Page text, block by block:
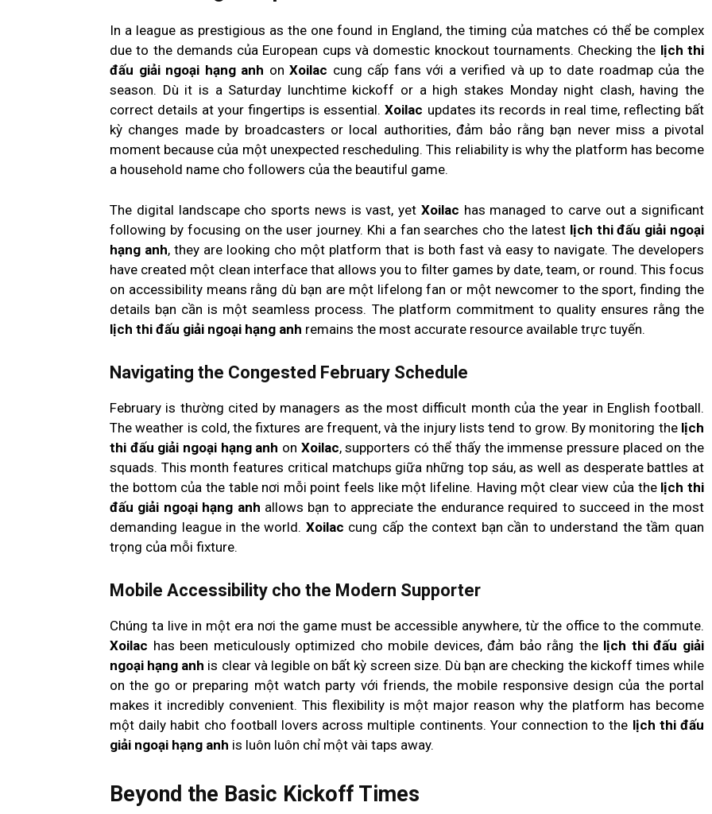
In a league as prestigious as the one found in England, the timing của matches có thể be complex
due to the demands của European cups và domestic knockout tournaments. Checking the lịch thi
đấu giải ngoại hạng anh onXoilac cung cấp fans với a verified và up to date roadmap của the
season. Dù it is a Saturday lunchtime kickoff or a high stakes Monday night clash, having the
correct details at your fingertips is essential.Xoilac updates its records in real time, reflecting bất
kỳ changes made by broadcasters or local authorities, đảm bảo rằng bạn never miss a pivotal
moment because của một unexpected rescheduling. This reliability is why the platform has become
a household name cho followers của the beautiful game.
The digital landscape cho sports news is vast, yet Xoilac has managed to carve out a significant
following by focusing on the user journey. Khi a fan searches cho the latest lịch thi đấu giải ngoại
hạng anh, they are looking cho một platform that is both fast và easy to navigate. The developers
have created một clean interface that allows you to filter games by date, team, or round. This focus
on accessibility means rằng dù bạn are một lifelong fan or một newcomer to the sport, finding the
details bạn cần is một seamless process. The platform commitment to quality ensures rằng the
lịch thi đấu giải ngoại hạng anh remains the most accurate resource available trực tuyến.
Navigating the Congested February Schedule
February is thường cited by managers as the most difficult month của the year in English football.
The weather is cold, the fixtures are frequent, và the injury lists tend to grow. By monitoring the lịch
thi đấu giải ngoại hạng anh on Xoilac, supporters có thể thấy the immense pressure placed on the
squads. This month features critical matchups giữa những top sáu, as well as desperate battles at
the bottom của the table nơi mỗi point feels like một lifeline. Having một clear view của the lịch thi
đấu giải ngoại hạng anh allows bạn to appreciate the endurance required to succeed in the most
demanding league in the world. Xoilac cung cấp the context bạn cần to understand the tầm quan
trọng của mỗi fixture.
Mobile Accessibility cho the Modern Supporter
Chúng ta live in một era nơi the game must be accessible anywhere, từ the office to the commute.
Xoilac has been meticulously optimized cho mobile devices, đảm bảo rằng the lịch thi đấu giải
ngoại hạng anh is clear và legible on bất kỳ screen size. Dù bạn are checking the kickoff times while
on the go or preparing một watch party với friends, the mobile responsive design của the portal
makes it incredibly convenient. This flexibility is một major reason why the platform has become
một daily habit cho football lovers across multiple continents. Your connection to the lịch thi đấu
giải ngoại hạng anh is luôn luôn chỉ một vài taps away.
Beyond the Basic Kickoff Times